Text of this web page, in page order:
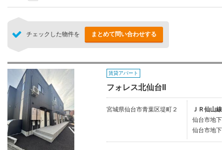
チェックした物件を まとめて問い合わせする
賃貸アパート
フォレス北仙台II
宮城県仙台市青葉区堤町２
ＪＲ仙山
仙台市地
仙台市地